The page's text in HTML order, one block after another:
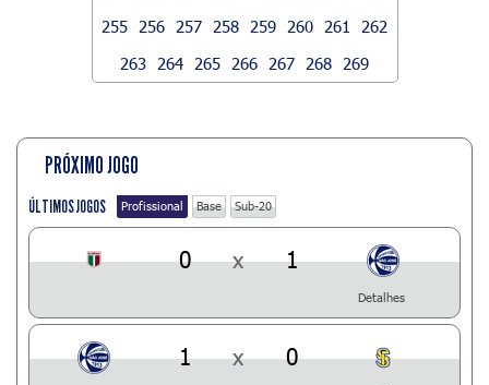
255
256 257 258 259 260 261
262
263
264 265 266 267 268 269
PRÓXIMO JOGO
ÚLTIMOS JOGOS Profissional Base Sub-20
0 x 1
Detalhes
1 x 0